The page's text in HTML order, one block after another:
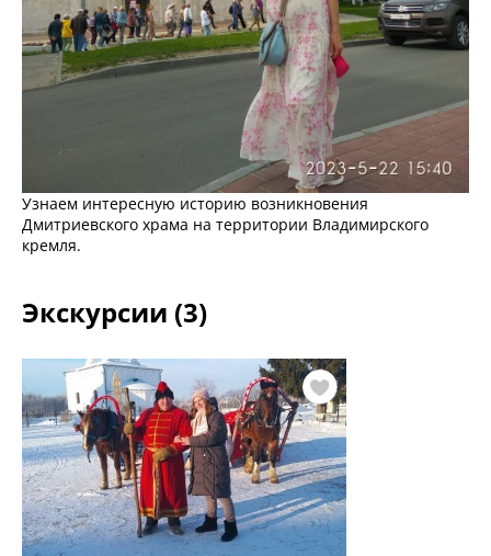
Узнаем интересную историю возникновения
Дмитриевского храма на территории Владимирского
кремля.
Экскурсии (3)